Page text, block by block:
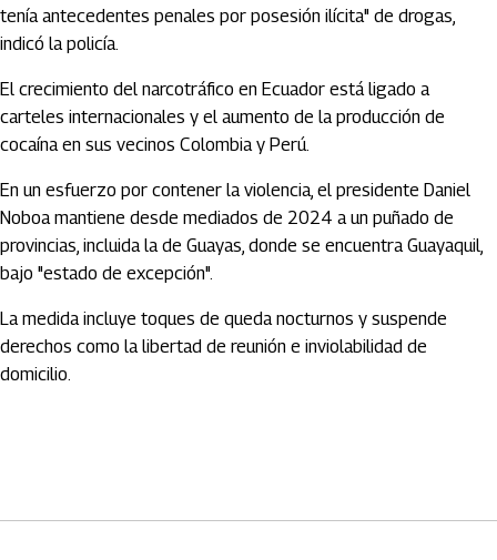
tenía antecedentes penales por posesión ilícita" de drogas,
indicó la policía.
El crecimiento del narcotráfico en Ecuador está ligado a
carteles internacionales y el aumento de la producción de
cocaína en sus vecinos Colombia y Perú.
En un esfuerzo por contener la violencia, el presidente Daniel
Noboa mantiene desde mediados de 2024 a un puñado de
provincias, incluida la de Guayas, donde se encuentra Guayaquil,
bajo "estado de excepción".
La medida incluye toques de queda nocturnos y suspende
derechos como la libertad de reunión e inviolabilidad de
domicilio.